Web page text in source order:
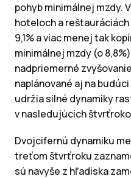
pohyb minimálnej mzdy.
hoteloch a
9,1% a viac menej tak
minimálnej mzdy (o
nadpriemerné
naplánované aj na
udržia silné dynamiky
v nasledujúcich
Dvojcifernú dynamiku
treťom štvrťroku
sú navyše z hľadiska